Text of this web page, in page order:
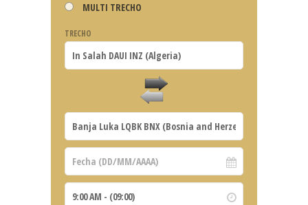
MULTI TRECHO
TRECHO